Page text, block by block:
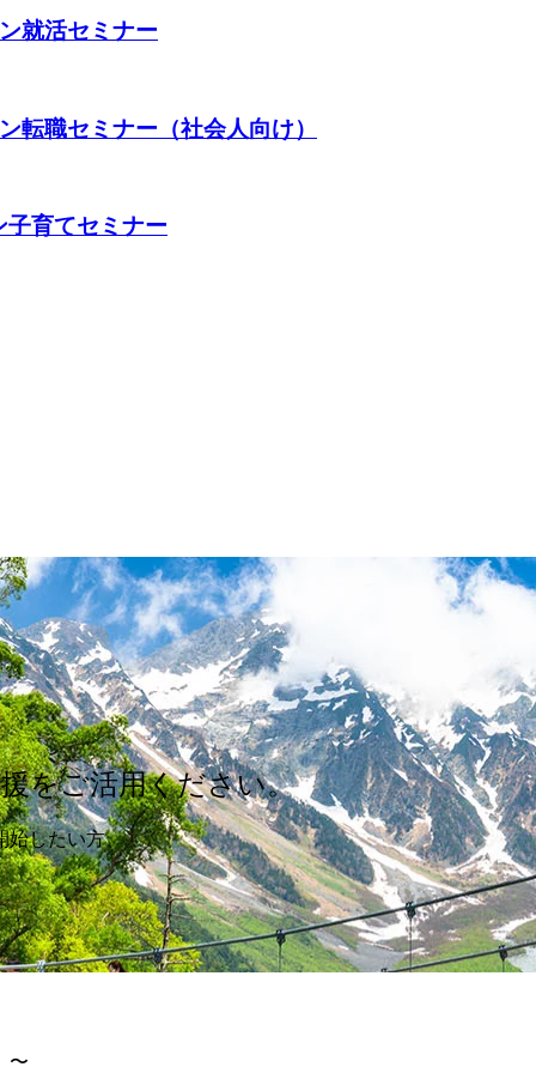
就活セミナー
転職セミナー（社会人向け）
育てセミナー
をご活用ください。
始したい方、
〜